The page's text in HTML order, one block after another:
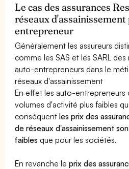
Le cas des assurances
réseaux
entrepreneur
Généralement les assureurs
comme les SAS et les SARL
auto-entrepreneurs dans le
réseaux d'assainissement
En effet les auto-
volumes d'activité plus faibles
conséquentles prix des
de réseaux d'assainissement
faibles que pour les sociétés.
En revanche leprix des